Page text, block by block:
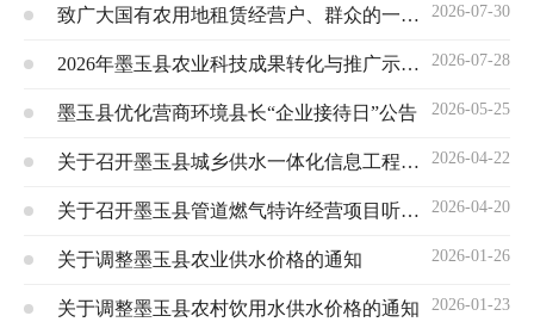
2026-07-30
致广大国有农用地租赁经营户、群众的一封公开信
2026-07-28
2026年墨玉县农业科技成果转化与推广示范应用项目申报指南
2026-05-25
墨玉县优化营商环境县长“企业接待日”公告
2026-04-22
关于召开墨玉县城乡供水一体化信息工程特许经营项目听证会的公告
2026-04-20
关于召开墨玉县管道燃气特许经营项目听证会的公告
2026-01-26
关于调整墨玉县农业供水价格的通知
2026-01-23
关于调整墨玉县农村饮用水供水价格的通知